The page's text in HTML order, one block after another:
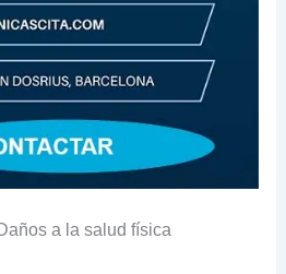
a la salud física